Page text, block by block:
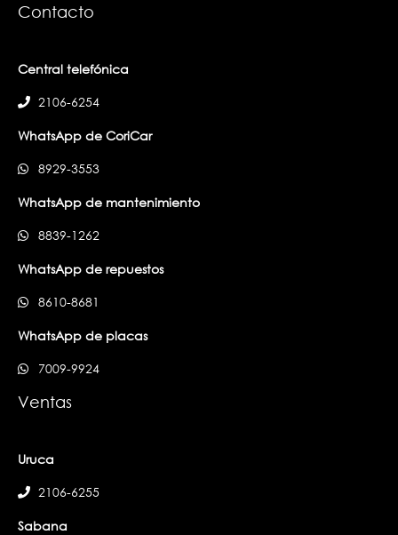
Contacto
Central telefónica
2106-6254
WhatsApp de CoriCar
8929-3553
WhatsApp de mantenimiento
8839-1262
WhatsApp de repuestos
8610-8681
WhatsApp de placas
7009-9924
Ventas
Uruca
2106-6255
Sabana